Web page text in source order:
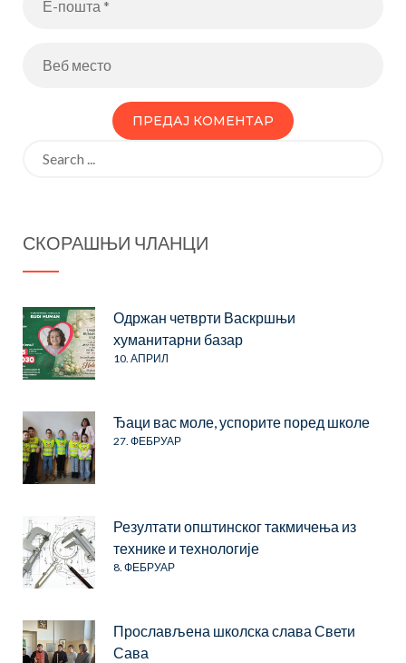
СКОРАШЊИ ЧЛАНЦИ
Одржан четврти Васкршњи
хуманитарни базар
10. АПРИЛ
Ђаци вас моле, успорите поред школе
27. ФЕБРУАР
Резултати општинског такмичења из
технике и технологије
8. ФЕБРУАР
Прослављена школска слава Свети
Сава